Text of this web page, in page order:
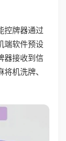
控牌器通过
端软件预设
器接收到信
机洗牌、